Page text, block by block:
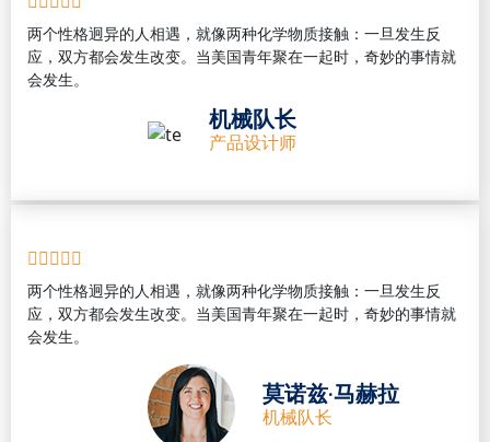
两个性格迥异的人相遇，就像两种化学物质接触：一旦发生反
应，双方都会发生改变。当美国青年聚在一起时，奇妙的事情就
会发生。
机械队长
产品设计师
两个性格迥异的人相遇，就像两种化学物质接触：一旦发生反
应，双方都会发生改变。当美国青年聚在一起时，奇妙的事情就
会发生。
莫诺兹·马赫拉
机械队长